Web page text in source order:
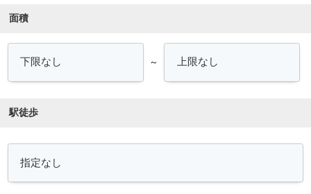
面積
～
駅徒歩